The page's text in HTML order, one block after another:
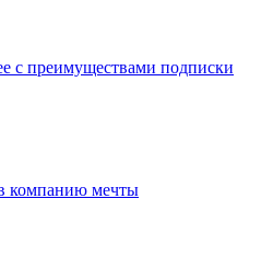
с преимуществами подписки
компанию мечты